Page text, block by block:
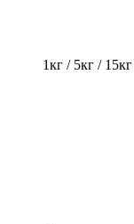
1кг / 5кг / 15кг